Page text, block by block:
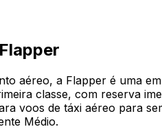
aéreo, a Flapper é uma
classe, com reserva
voos de táxi aéreo para
Médio.